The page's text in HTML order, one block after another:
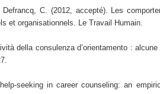
C. (2012, accepté). Les
et organisationnels. Le Travail Humain.
della consulenza d’orientamento :
seeking in career counseling: an